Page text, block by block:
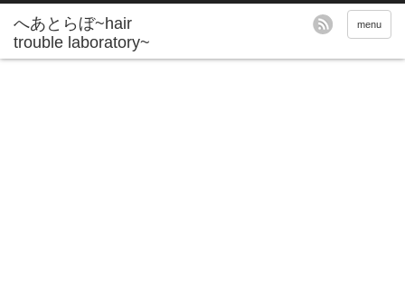
へあとらぼ~hair
trouble laboratory~
menu